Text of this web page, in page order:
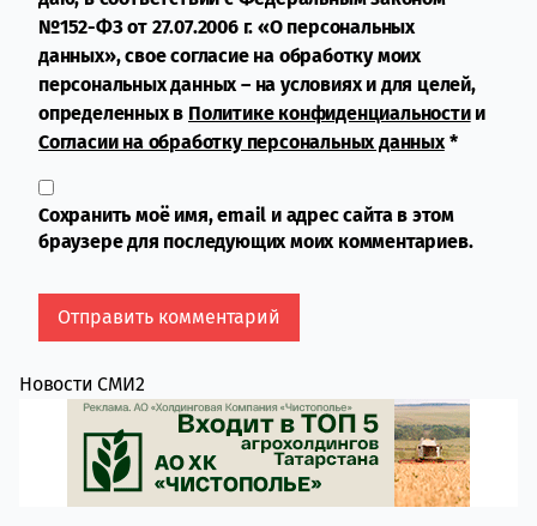
№152-ФЗ от 27.07.2006 г. «О персональных
данных», свое согласие на обработку моих
персональных данных – на условиях и для целей,
определенных в Политике конфиденциальностии
Согласии на обработку персональных данных*
Сохранить моё имя, email и адрес сайта в этом
браузере для последующих моих комментариев.
Новости СМИ2